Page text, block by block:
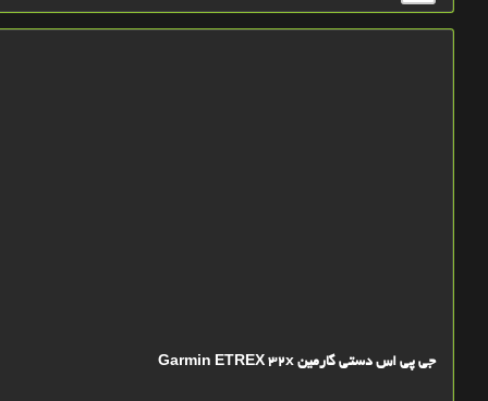
جی پی اس دستی گارمین Garmin ETREX 32x